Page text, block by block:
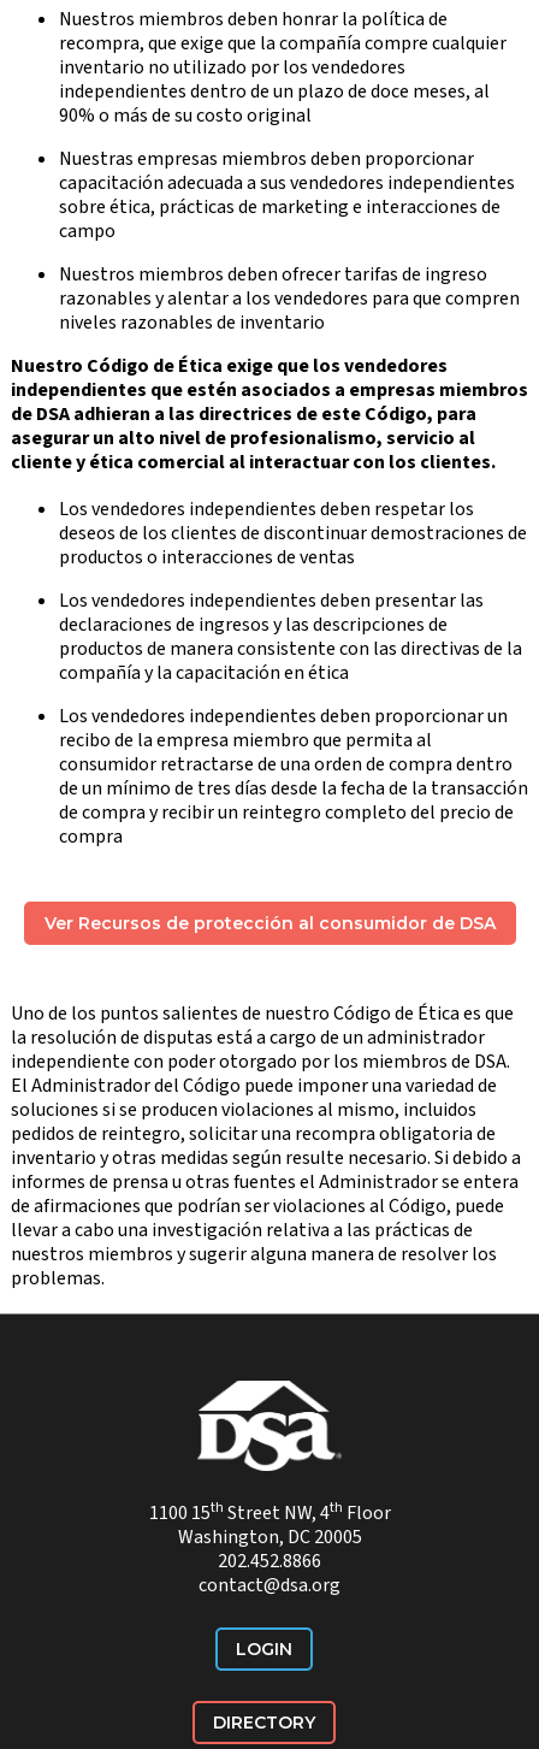
Nuestros miembros deben honrar la política de
recompra, que exige que la compañía compre cualquier
inventario no utilizado por los vendedores
independientes dentro de un plazo de doce meses, al
90% o más de su costo original
Nuestras empresas miembros deben proporcionar
capacitación adecuada a sus vendedores independientes
sobre ética, prácticas de marketing e interacciones de
campo
Nuestros miembros deben ofrecer tarifas de ingreso
razonables y alentar a los vendedores para que compren
niveles razonables de inventario
Nuestro Código de Ética exige que los vendedores
independientes que estén asociados a empresas miembros
de DSA adhieran a las directrices de este Código, para
asegurar un alto nivel de profesionalismo, servicio al
cliente y ética comercial al interactuar con los clientes.
Los vendedores independientes deben respetar los
deseos de los clientes de discontinuar demostraciones de
productos o interacciones de ventas
Los vendedores independientes deben presentar las
declaraciones de ingresos y las descripciones de
productos de manera consistente con las directivas de la
compañía y la capacitación en ética
Los vendedores independientes deben proporcionar un
recibo de la empresa miembro que permita al
consumidor retractarse de una orden de compra dentro
de un mínimo de tres días desde la fecha de la transacción
de compra y recibir un reintegro completo del precio de
compra
Ver Recursos de protección al consumidor de DSA
Uno de los puntos salientes de nuestro Código de Ética es que
la resolución de disputas está a cargo de un administrador
independiente con poder otorgado por los miembros de DSA.
El Administrador del Código puede imponer una variedad de
soluciones si se producen violaciones al mismo, incluidos
pedidos de reintegro, solicitar una recompra obligatoria de
inventario y otras medidas según resulte necesario. Si debido a
informes de prensa u otras fuentes el Administrador se entera
de afirmaciones que podrían ser violaciones al Código, puede
llevar a cabo una investigación relativa a las prácticas de
nuestros miembros y sugerir alguna manera de resolver los
problemas.
1100 15th Street NW, 4th Floor
Washington, DC 20005
202.452.8866
contact@dsa.org
LOGIN
DIRECTORY